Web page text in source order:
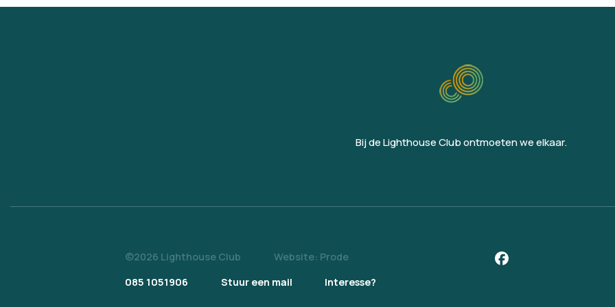
Bij de Lighthouse Club ontmoeten we elkaar.
©2026 Lighthouse Club Website: Prode
085 1051906 Stuur een mail Interesse?